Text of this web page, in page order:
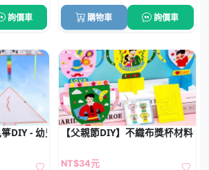
詢價車 購物車 詢價車
箏DIY - 幼兒教學材料【父親節DIY】不織布獎杯材料包
NT$34元